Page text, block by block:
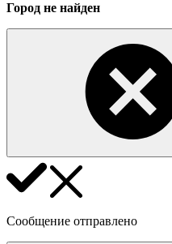
Город не найден
Сообщение отправлено